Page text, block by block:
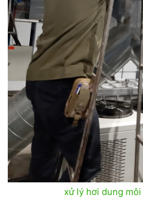
xử lý hơi dung môi